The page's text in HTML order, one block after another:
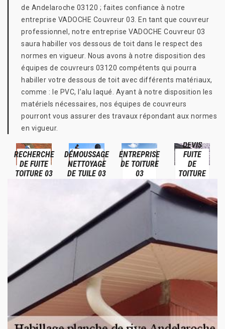
de Andelaroche 03120 ; faites confiance à notre
entreprise VADOCHE Couvreur 03. En tant que couvreur
professionnel, notre entreprise VADOCHE Couvreur 03
saura habiller vos dessous de toit dans le respect des
normes en vigueur. Nous avons à notre disposition des
équipes de couvreurs 03120 compétents qui pourra
habiller votre dessous de toit avec différents matériaux,
comme : le PVC, l’alu laqué. Ayant à notre disposition les
matériels nécessaires, nos équipes de couvreurs
pourront vous assurer des travaux répondant aux normes
en vigueur.
RECHERCHE
DE FUITE
TOITURE 03
DÉMOUSSAGE
NETTOYAGE
DE TUILE 03
ENTREPRISE
DE TOITURE
03
DEVIS
FUITE
DE
TOITURE